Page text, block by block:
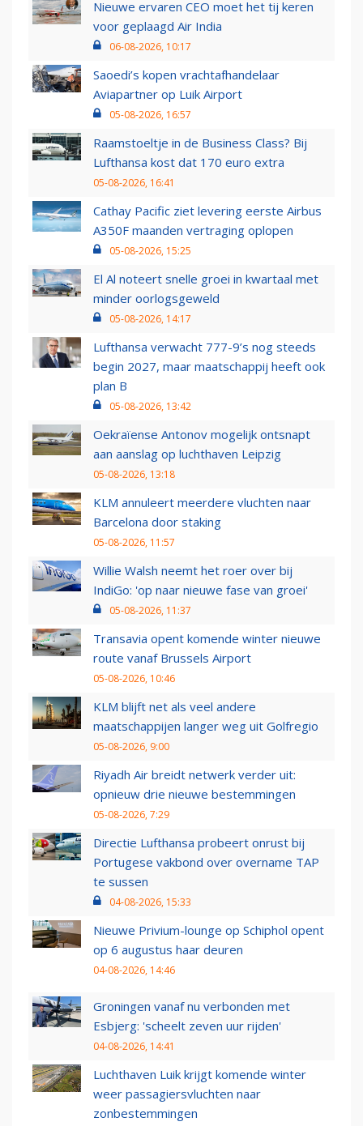
Nieuwe ervaren CEO moet het tij keren
voor geplaagd Air India
06-08-2026, 10:17
Saoedi’s kopen vrachtafhandelaar
Aviapartner op Luik Airport
05-08-2026, 16:57
Raamstoeltje in de Business Class? Bij
Lufthansa kost dat 170 euro extra
05-08-2026, 16:41
Cathay Pacific ziet levering eerste Airbus
A350F maanden vertraging oplopen
05-08-2026, 15:25
El Al noteert snelle groei in kwartaal met
minder oorlogsgeweld
05-08-2026, 14:17
Lufthansa verwacht 777-9’s nog steeds
begin 2027, maar maatschappij heeft ook
plan B
05-08-2026, 13:42
Oekraïense Antonov mogelijk ontsnapt
aan aanslag op luchthaven Leipzig
05-08-2026, 13:18
KLM annuleert meerdere vluchten naar
Barcelona door staking
05-08-2026, 11:57
Willie Walsh neemt het roer over bij
IndiGo: 'op naar nieuwe fase van groei'
05-08-2026, 11:37
Transavia opent komende winter nieuwe
route vanaf Brussels Airport
05-08-2026, 10:46
KLM blijft net als veel andere
maatschappijen langer weg uit Golfregio
05-08-2026, 9:00
Riyadh Air breidt netwerk verder uit:
opnieuw drie nieuwe bestemmingen
05-08-2026, 7:29
Directie Lufthansa probeert onrust bij
Portugese vakbond over overname TAP
te sussen
04-08-2026, 15:33
Nieuwe Privium-lounge op Schiphol opent
op 6 augustus haar deuren
04-08-2026, 14:46
Groningen vanaf nu verbonden met
Esbjerg: 'scheelt zeven uur rijden'
04-08-2026, 14:41
Luchthaven Luik krijgt komende winter
weer passagiersvluchten naar
zonbestemmingen